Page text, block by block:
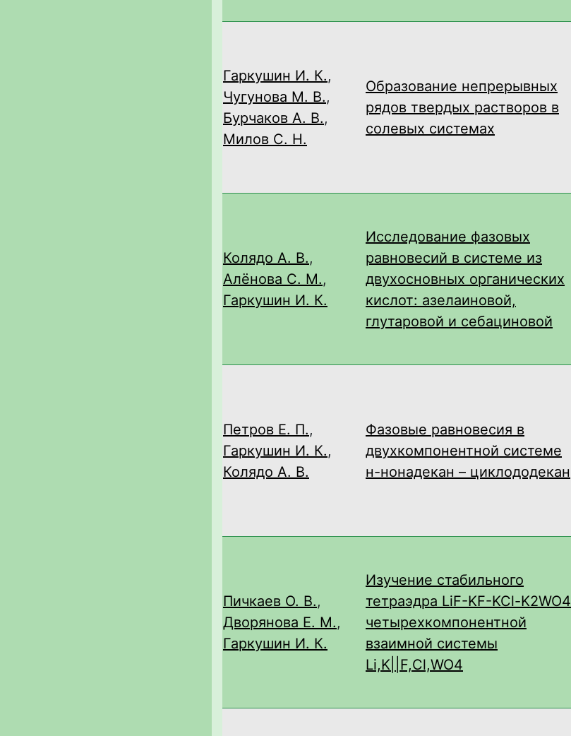
Гаркушин И. К.,
Чугунова М. В.,
Бурчаков А. В.,
Милов С. Н.
Образование непрерывных
рядов твердых растворов в
солевых системах
Колядо А. В.,
Алёнова С. М.,
Гаркушин И. К.
Исследование фазовых
равновесий в системе из
двухосновных органических
кислот: азелаиновой,
глутаровой и себациновой
Петров Е. П.,
Гаркушин И. К.,
Колядо А. В.
Фазовые равновесия в
двухкомпонентной системе
н-нонадекан – циклододекан
Пичкаев О. В.,
Дворянова Е. М.,
Гаркушин И. К.
Изучение стабильного
тетраэдра LiF-KF-KCl-K2WO4
четырехкомпонентной
взаимной системы
Li,K||F,Cl,WO4